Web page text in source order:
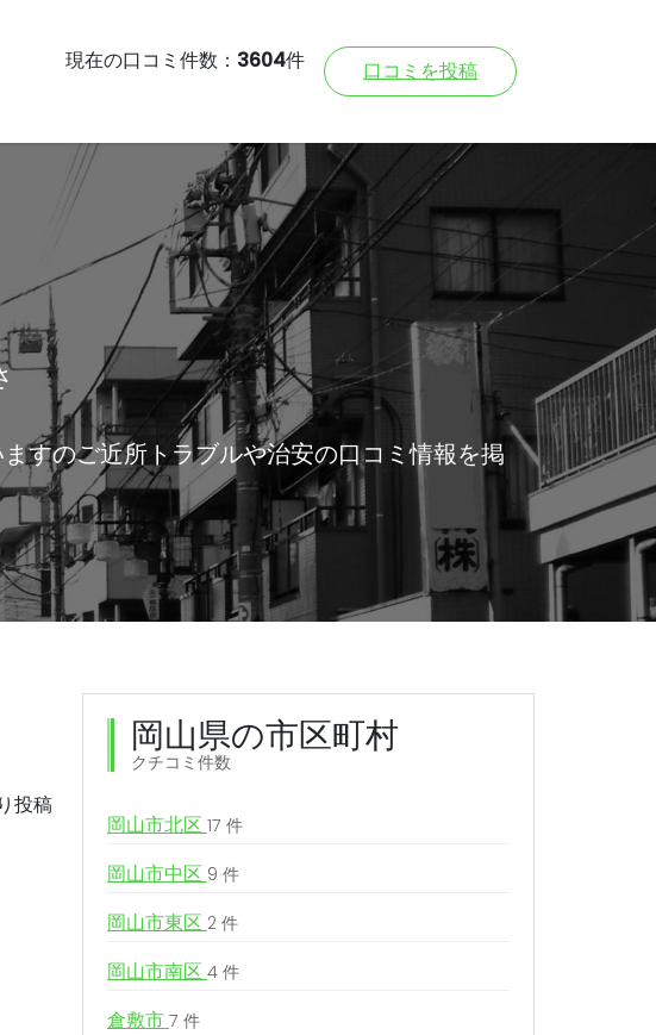
現在の口コミ件数： 3604件 口コミを投稿
すのご近所トラブルや治安の口コミ情報を掲
投稿
岡山県の市区町村
クチコミ件数
岡山市北区 17 件
岡山市中区 9 件
岡山市東区 2 件
岡山市南区 4 件
倉敷市 7 件